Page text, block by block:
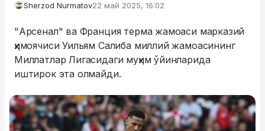
Sherzod Nurmatov22 май 2025, 16:02
"Арсенал" ва Франция терма жамоаси марказий
ҳимоячиси Уильям Салиба миллий жамоасининг
Миллатлар Лигасидаги муҳим ўйинларида
иштирок эта олмайди.